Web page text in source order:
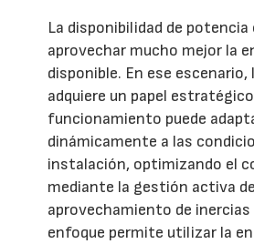
La disponibilidad de potencia
aprovechar mucho mejor la
disponible. En ese
adquiere un papel
funcionamiento puede
dinámicamente a las
instalación, optimizando el
mediante la gestión activa
aprovechamiento de
enfoque permite utilizar la